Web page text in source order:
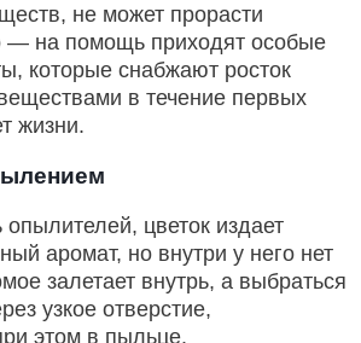
не может прорасти
— на помощь приходят особые
которые снабжают росток
в течение первых
жизни.
цветок издает
аромат, но внутри у него нет
залетает внутрь, а выбраться
узкое отверстие,
этом в пыльце.